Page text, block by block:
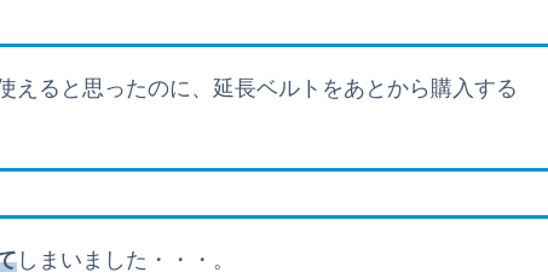
えると思ったのに、延長ベルトをあとから購入する
しまいました・・・。